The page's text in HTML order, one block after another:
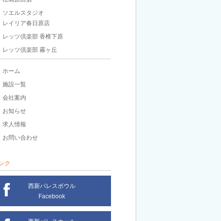
ソエルスタジオ
レイリア春日原店
レッツ倶楽部 香椎下原
レッツ倶楽部 霧ヶ丘
ホーム
施設一覧
会社案内
お知らせ
求人情報
お問い合わせ
ク
西新パレスボウル
Facebook